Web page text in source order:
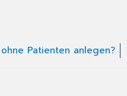
Patienten anlegen?